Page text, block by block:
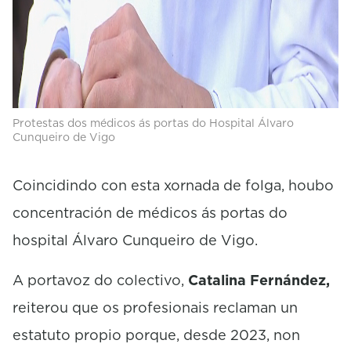
Protestas dos médicos ás portas do Hospital Álvaro
Cunqueiro de Vigo
Coincidindo con esta xornada de folga, houbo
concentración de médicos ás portas do
hospital Álvaro Cunqueiro de Vigo.
A portavoz do colectivo, Catalina Fernández,
reiterou que os profesionais reclaman un
estatuto propio porque, desde 2023, non